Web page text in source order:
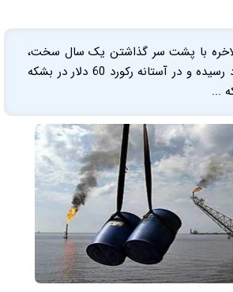
با پشت سر گذاشتن یک سال سخت،
به قله یک‌ساله خود رسیده و در آستانه رکورد 60 دلار در بشکه
...